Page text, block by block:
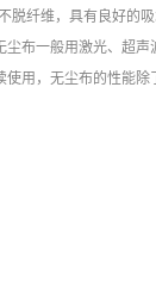
脱纤维，具有良好的
布一般用激光、超声
用，无尘布的性能